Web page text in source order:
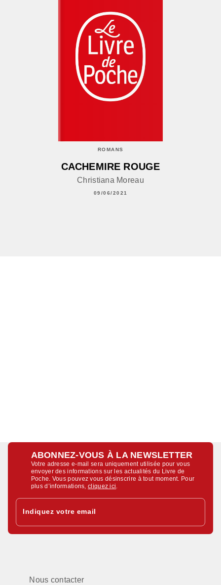
ROMANS
CACHEMIRE ROUGE
Christiana Moreau
09/06/2021
ABONNEZ-VOUS À LA NEWSLETTER
Votre adresse e-mail sera uniquement utilisée pour vous
envoyer des informations sur les actualités du Livre de
Poche. Vous pouvez vous désinscrire à tout moment. Pour
plus d’informations,cliquez ici
Indiquez votre email
Nous contacter